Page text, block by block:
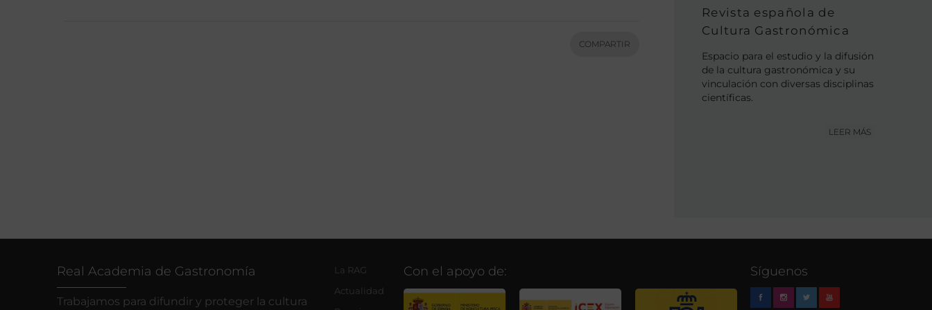
COMPARTIR
Revista española de
Cultura Gastronómica
Espacio para el estudio y la difusión
de la cultura gastronómica y su
vinculación con diversas disciplinas
científicas.
LEER MÁS
Real Academia de Gastronomía
Trabajamos para difundir y proteger la cultura
La RAG
Actualidad
Con el apoyo de: Síguenos